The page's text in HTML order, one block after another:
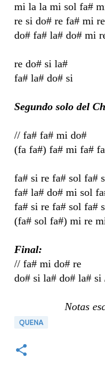
mi la la mi sol fa#
re si do# re fa# mi
do# fa# la# do# mi
re do# si la#
fa# la# do# si
Segundo solo del
// fa# fa# mi do#
(fa fa#) fa# mi fa#
fa# si re fa# sol fa#
fa# la# do# mi sol
fa# si re fa# sol fa#
(fa# sol fa#) mi re
Final:
// fa# mi do# re
do# si la# do# la# si
Notas
QUENA